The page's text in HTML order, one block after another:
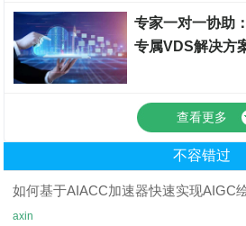
专家一对一协助
专属VDS解决方
查看更多
不容错过
如何基于AIACC加速器快速实现AIGC
axin